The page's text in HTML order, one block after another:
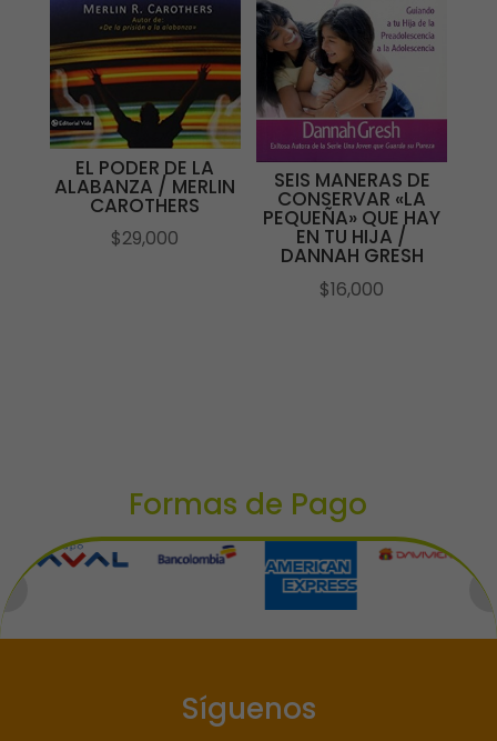
EL PODER DE LA
ALABANZA / MERLIN
CAROTHERS
$29,000
SEIS MANERAS DE
CONSERVAR «LA
PEQUEÑA» QUE HAY
EN TU HIJA /
DANNAH GRESH
$16,000
Formas de Pago
Síguenos